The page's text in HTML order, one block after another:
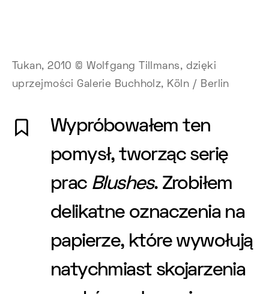
Tukan, 2010 © Wolfgang Tillmans, dzięki
uprzejmości Galerie Buchholz, Köln / Berlin
Wypróbowałem ten
pomysł, tworząc serię
prac Blushes. Zrobiłem
delikatne oznaczenia na
papierze, które wywołują
natychmiast skojarzenia